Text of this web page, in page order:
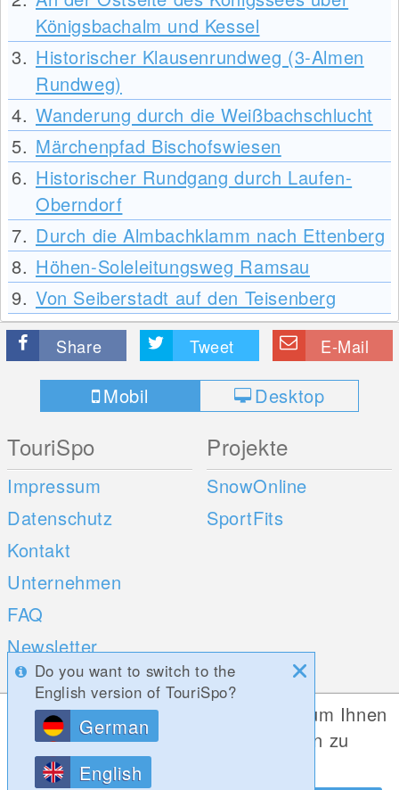
Königsbachalm und Kessel
3. Historischer Klausenrundweg (3-Almen
Rundweg)
4. Wanderung durch die Weißbachschlucht
5. Märchenpfad Bischofswiesen
6. Historischer Rundgang durch Laufen-
Oberndorf
7. Durch die Almbachklamm nach Ettenberg
8. Höhen-Soleleitungsweg Ramsau
9. Von Seiberstadt auf den Teisenberg
Share Tweet E-Mail
Mobil Desktop
TouriSpo
Impressum
Datenschutz
Kontakt
Unternehmen
FAQ
Newsletter
Umfragen
Projekte
SnowOnline
SportFits
Mobile Apps Social Web
Do you want to switch to the
English version of TouriSpo?
German
English
Diese Website verwendet Cookies, um Ihnen
die bestmögliche Funktionalität bieten zu
können.